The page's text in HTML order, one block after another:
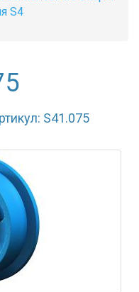
S4
S41.075